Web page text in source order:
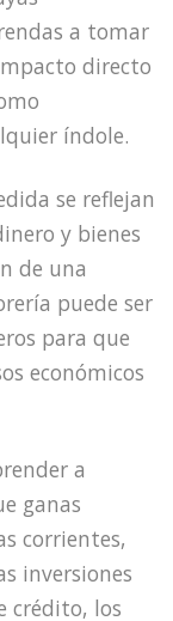
a tomar
directo
índole.
se reflejan
y bienes
de una
puede ser
para que
económicos
a
ganas
corrientes,
inversiones
crédito, los